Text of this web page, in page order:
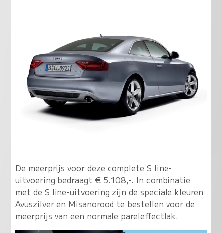
De meerprijs voor deze complete S line-
uitvoering bedraagt € 5.108,-. In combinatie
met de S line-uitvoering zijn de speciale kleuren
Avuszilver en Misanorood te bestellen voor de
meerprijs van een normale pareleffectlak.